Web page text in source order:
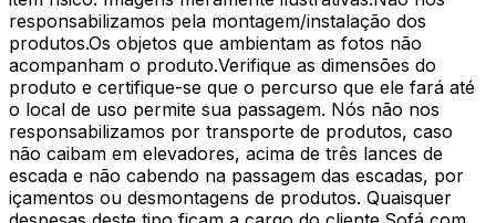
responsabilizamos pela montagem/instalação dos
produtos.Os objetos que ambientam as fotos não
acompanham o produto.Verifique as dimensões do
produto e certifique-se que o percurso que ele fará até
o local de uso permite sua passagem. Nós não nos
responsabilizamos por transporte de produtos, caso
não caibam em elevadores, acima de três lances de
escada e não cabendo na passagem das escadas, por
içamentos ou desmontagens de produtos. Quaisquer